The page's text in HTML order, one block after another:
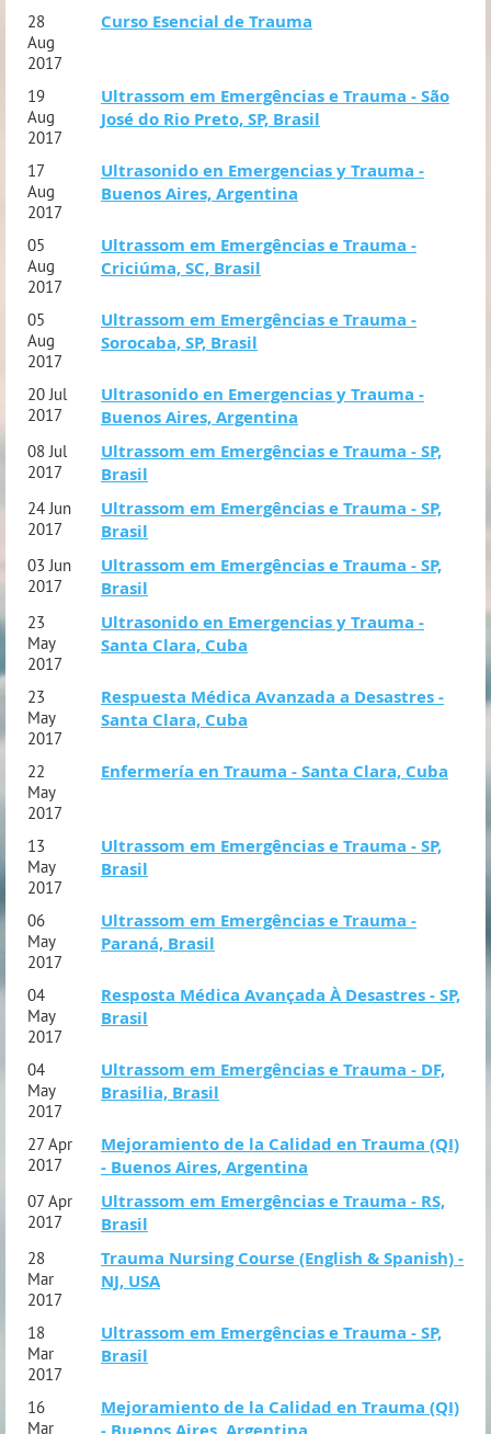
28
Aug
2017
Curso Esencial de Trauma
19
Aug
2017
Ultrassom em Emergências e Trauma - São
José do Rio Preto, SP, Brasil
17
Aug
2017
Ultrasonido en Emergencias y Trauma -
Buenos Aires, Argentina
05
Aug
2017
Ultrassom em Emergências e Trauma -
Criciúma, SC, Brasil
05
Aug
2017
Ultrassom em Emergências e Trauma -
Sorocaba, SP, Brasil
20 Jul
2017
Ultrasonido en Emergencias y Trauma -
Buenos Aires, Argentina
08 Jul
2017
Ultrassom em Emergências e Trauma - SP,
Brasil
24 Jun
2017
Ultrassom em Emergências e Trauma - SP,
Brasil
03 Jun
2017
Ultrassom em Emergências e Trauma - SP,
Brasil
23
May
2017
Ultrasonido en Emergencias y Trauma -
Santa Clara, Cuba
23
May
2017
Respuesta Médica Avanzada a Desastres -
Santa Clara, Cuba
22
May
2017
Enfermería en Trauma - Santa Clara, Cuba
13
May
2017
Ultrassom em Emergências e Trauma - SP,
Brasil
06
May
2017
Ultrassom em Emergências e Trauma -
Paraná, Brasil
04
May
2017
Resposta Médica Avançada À Desastres - SP,
Brasil
04
May
2017
Ultrassom em Emergências e Trauma - DF,
Brasilia, Brasil
27 Apr
2017
Mejoramiento de la Calidad en Trauma (QI)
- Buenos Aires, Argentina
07 Apr
2017
Ultrassom em Emergências e Trauma - RS,
Brasil
28
Mar
2017
Trauma Nursing Course (English & Spanish) -
NJ, USA
18
Mar
2017
Ultrassom em Emergências e Trauma - SP,
Brasil
16
Mar
Mejoramiento de la Calidad en Trauma (QI)